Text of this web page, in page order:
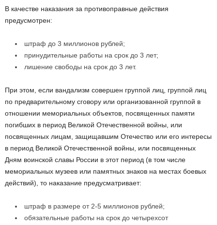
В качестве наказания за противоправные действия
предусмотрен:
штраф до 3 миллионов рублей;
принудительные работы на срок до 3 лет;
лишение свободы на срок до 3 лет.
При этом, если вандализм совершен группой лиц, группой лиц
по предварительному сговору или организованной группой в
отношении мемориальных объектов, посвященных памяти
погибших в период Великой Отечественной войны, или
посвященных лицам, защищавшим Отечество или его интересы
в период Великой Отечественной войны, или посвященных
Дням воинской славы России в этот период (в том числе
мемориальных музеев или памятных знаков на местах боевых
действий), то наказание предусматривает:
штраф в размере от 2-5 миллионов рублей;
обязательные работы на срок до четырехсот